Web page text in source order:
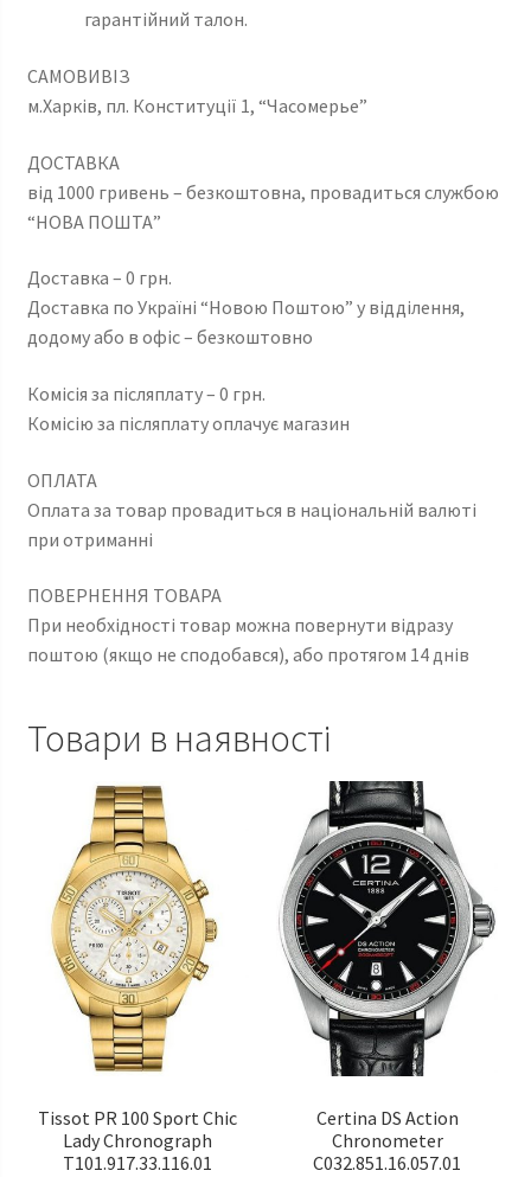
гарантійний талон.
САМОВИВІЗ
м.Харків, пл. Конституції 1, “Часомерье”
ДОСТАВКА
від 1000 гривень – безкоштовна, провадиться службою
“НОВА ПОШТА”
Доставка – 0 грн.
Доставка по Україні “Новою Поштою” у відділення,
додому або в офіс – безкоштовно
Комісія за післяплату – 0 грн.
Комісію за післяплату оплачує магазин
ОПЛАТА
Оплата за товар провадиться в національній валюті
при отриманні
ПОВЕРНЕННЯ ТОВАРА
При необхідності товар можна повернути відразу
поштою (якщо не сподобався), або протягом 14 днів
Товари в наявності
Tissot PR 100 Sport Chic
Lady Chronograph
T101.917.33.116.01
Certina DS Action
Chronometer
C032.851.16.057.01